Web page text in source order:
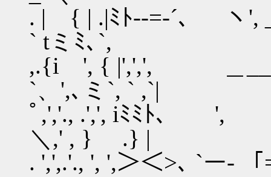
. | { | .|ﾐﾄ--=-´、
` tミﾐ､`,
,.{i ', { |',',', ＿___
`、',､ミ`, ` ,`|
ﾟ,','., .',', iﾐﾐﾄ､ ',
＼,' , } .} |
. ',',.'., ', ',＞＜>､ `ー-